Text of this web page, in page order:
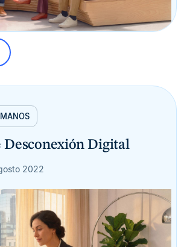
Desconexión Digital
2022